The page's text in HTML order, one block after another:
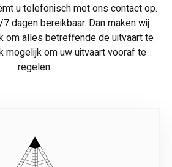
u telefonisch met ons contact op.
dagen bereikbaar. Dan maken wij
om alles betreffende de uitvaart te
mogelijk om uw uitvaart vooraf te
regelen.